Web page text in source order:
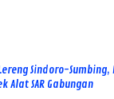
Sindoro-Sumbing,
Alat SAR Gabungan